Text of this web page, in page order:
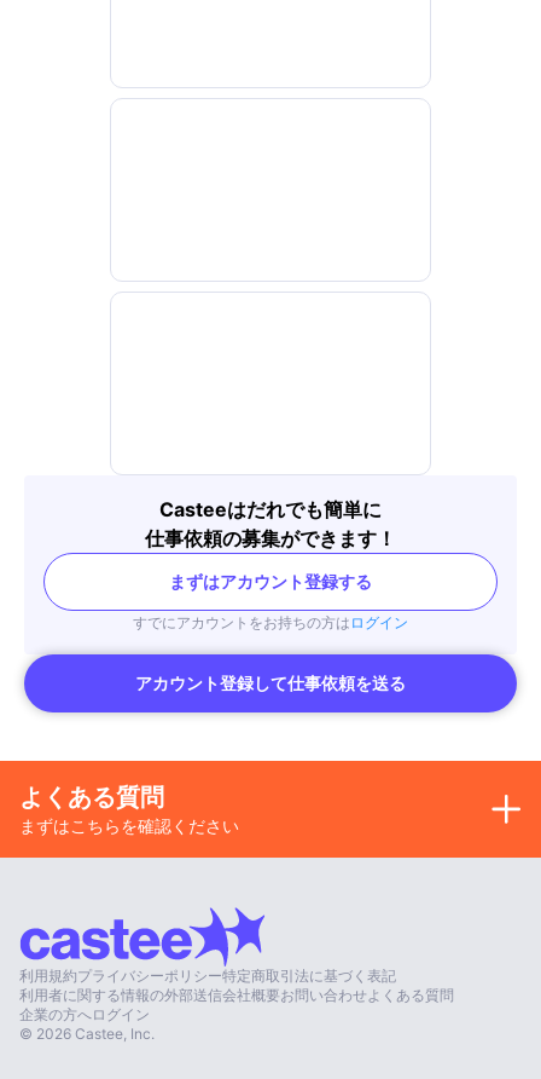
Casteeはだれでも簡単に
仕事依頼の募集ができます！
まずはアカウント登録する
すでにアカウントをお持ちの方は ログイン
アカウント登録して仕事依頼を送る
よくある質問
まずはこちらを確認ください
利用規約プライバシーポリシー特定商取引法に基づく表記
利用者に関する情報の外部送信会社概要お問い合わせ よくある質問
企業の方へログイン
© 2026 Castee, Inc.